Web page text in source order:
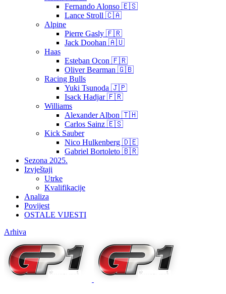
Fernando Alonso 🇪🇸
Lance Stroll 🇨🇦
Alpine
Pierre Gasly 🇫🇷
Jack Doohan 🇦🇺
Haas
Esteban Ocon 🇫🇷
Oliver Bearman 🇬🇧
Racing Bulls
Yuki Tsunoda 🇯🇵
Isack Hadjar 🇫🇷
Williams
Alexander Albon 🇹🇭
Carlos Sainz 🇪🇸
Kick Sauber
Nico Hulkenberg 🇩🇪
Gabriel Bortoleto 🇧🇷
Sezona 2025.
Izvještaji
Utrke
Kvalifikacije
Analiza
Povijest
OSTALE VIJESTI
Arhiva